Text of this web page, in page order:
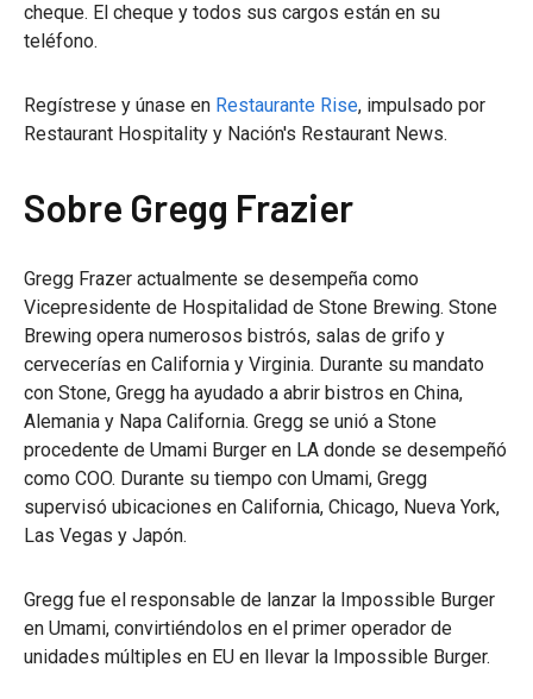
cheque. El cheque y todos sus cargos están en su
teléfono.
Regístrese y únase en Restaurante Rise, impulsado por
Restaurant Hospitality y Nación's Restaurant News.
Sobre Gregg Frazier
Gregg Frazer actualmente se desempeña como
Vicepresidente de Hospitalidad de Stone Brewing. Stone
Brewing opera numerosos bistrós, salas de grifo y
cervecerías en California y Virginia. Durante su mandato
con Stone, Gregg ha ayudado a abrir bistros en China,
Alemania y Napa California. Gregg se unió a Stone
procedente de Umami Burger en LA donde se desempeñó
como COO. Durante su tiempo con Umami, Gregg
supervisó ubicaciones en California, Chicago, Nueva York,
Las Vegas y Japón.
Gregg fue el responsable de lanzar la Impossible Burger
en Umami, convirtiéndolos en el primer operador de
unidades múltiples en EU en llevar la Impossible Burger.